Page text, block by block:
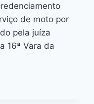
de moto por
pela juíza
16ª Vara da